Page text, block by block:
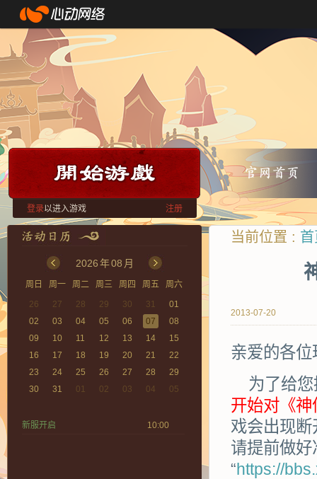
登录以进入游戏 注册
2026年08 月
周日 周一 周二 周三 周四 周五
周六
26
27 28 29 30 31
01
02
03 04 05 06 07
08
09
10 11 12 13 14
15
16
17 18 19 20 21
22
23
24 25 26 27 28
29
30
31 01 02 03 04 05
新服开启 10:00
当前位置 :
2013-07-20
亲爱的各位
为了给
开始对《
戏会出现
请提前做
“https://